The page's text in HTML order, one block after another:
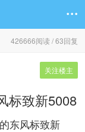

426666阅读 / 63回复
关注楼主
标致新5008
东风标致新